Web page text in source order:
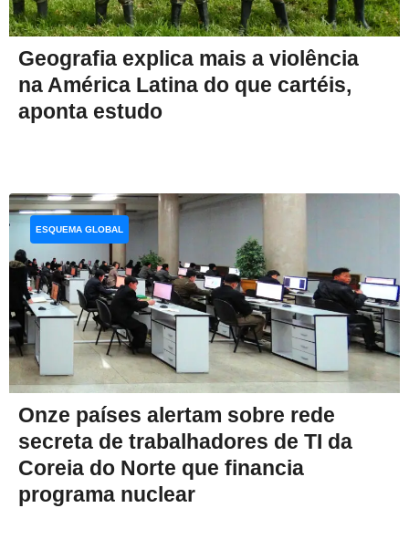
Geografia explica mais a violência
na América Latina do que cartéis,
aponta estudo
Onze países alertam sobre rede
secreta de trabalhadores de TI da
Coreia do Norte que financia
programa nuclear
ESQUEMA GLOBAL